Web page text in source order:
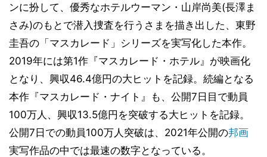
ンに扮して、優秀なホテルウーマン・山岸尚美(長澤ま
さみ)のもとで潜入捜査を行うさまを描き出した、東野
圭吾の「マスカレード」シリーズを実写化した本作。
2019年には第1作『マスカレード・ホテル』が映画化
となり、興収46.4億円の大ヒットを記録。続編となる
本作『マスカレード・ナイト』も、公開7日目で動員
100万人、興収13.5億円を突破する大ヒットを記録。
公開7日での動員100万人突破は、2021年公開の邦画
実写作品の中では最速の数字となっている。